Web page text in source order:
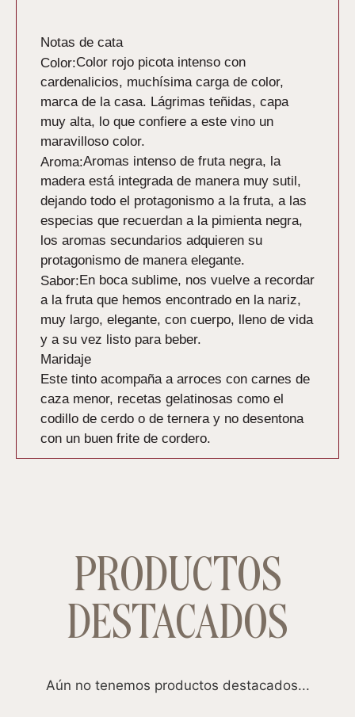
Notas de cata
Color:Color rojo picota intenso con
cardenalicios, muchísima carga de color,
marca de la casa. Lágrimas teñidas, capa
muy alta, lo que confiere a este vino un
maravilloso color.
Aroma:Aromas intenso de fruta negra, la
madera está integrada de manera muy sutil,
dejando todo el protagonismo a la fruta, a las
especias que recuerdan a la pimienta negra,
los aromas secundarios adquieren su
protagonismo de manera elegante.
Sabor:En boca sublime, nos vuelve a recordar
a la fruta que hemos encontrado en la nariz,
muy largo, elegante, con cuerpo, lleno de vida
y a su vez listo para beber.
Maridaje
Este tinto acompaña a arroces con carnes de
caza menor, recetas gelatinosas como el
codillo de cerdo o de ternera y no desentona
con un buen frite de cordero.
PRODUCTOS
DESTACADOS
Aún no tenemos productos destacados...